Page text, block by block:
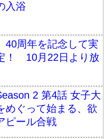
入浴
40周年を記念して実
！ 10月22日より放
2 第4話 女子大
めぐって始まる、欲
ピール合戦